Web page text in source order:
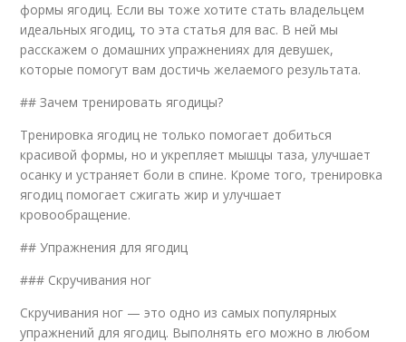
формы ягодиц. Если вы тоже хотите стать владельцем
идеальных ягодиц, то эта статья для вас. В ней мы
расскажем о домашних упражнениях для девушек,
которые помогут вам достичь желаемого результата.
## Зачем тренировать ягодицы?
Тренировка ягодиц не только помогает добиться
красивой формы, но и укрепляет мышцы таза, улучшает
осанку и устраняет боли в спине. Кроме того, тренировка
ягодиц помогает сжигать жир и улучшает
кровообращение.
## Упражнения для ягодиц
### Скручивания ног
Скручивания ног — это одно из самых популярных
упражнений для ягодиц. Выполнять его можно в любом